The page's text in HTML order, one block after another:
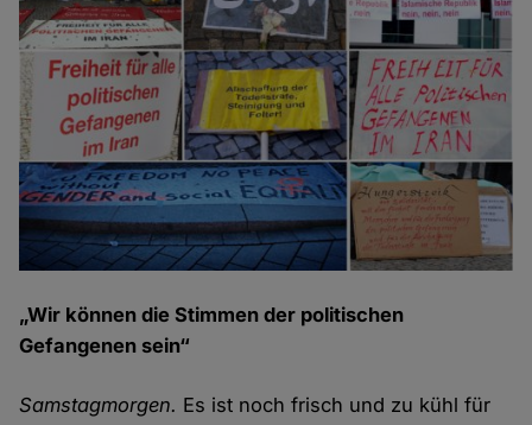
„Wir können die Stimmen der politischen
Gefangenen sein“
Samstagmorgen. Es ist noch frisch und zu kühl für